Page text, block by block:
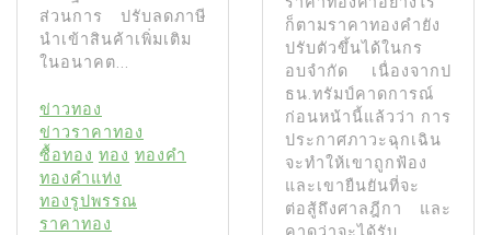
ส่วนการ ปรับลดภาษี
นําเข้าสินค้าเพิ่มเติม
ในอนาคต...
ข่าวทอง
ข่าวราคาทอง
ซื้อทอง ทอง ทองคำ
ทองคำแท่ง
ทองรูปพรรณ
ราคาทอง
ก็ตามราคาทองคํายัง
ปรับตัวขึ้นได้ในกร
อบจํากัด เนื่องจากป
ธน.ทรัมป์คาดการณ์
ก่อนหน้านี้แล้วว่า การ
ประกาศภาวะฉุกเฉิน
จะทําให้เขาถูกฟ้อง
และเขายืนยันที่จะ
ต่อสู้ถึงศาลฎีกา และ